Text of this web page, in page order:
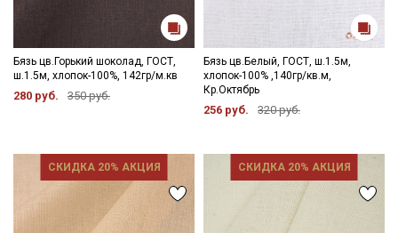
Бязь цв.Горький шоколад, ГОСТ,
ш.1.5м, хлопок-100%, 142гр/м.кв
280 руб. 350 руб.
Бязь цв.Белый, ГОСТ, ш.1.5м,
хлопок-100% ,140гр/кв.м,
Кр.Октябрь
256 руб. 320 руб.
СКИДКА 20% АКЦИЯ СКИДКА 20% АКЦИЯ